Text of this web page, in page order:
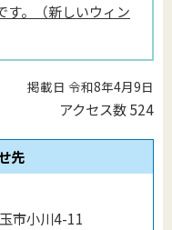
す。（新しいウィン
掲載日 令和8年4月9日
アクセス数524
先
市小川4-11